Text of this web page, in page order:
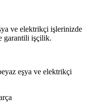
ve elektrikçi işlerinizde
garantili işçilik.
eşya ve elektrikçi